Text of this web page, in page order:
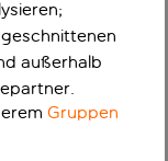
außerhalb
Gruppen